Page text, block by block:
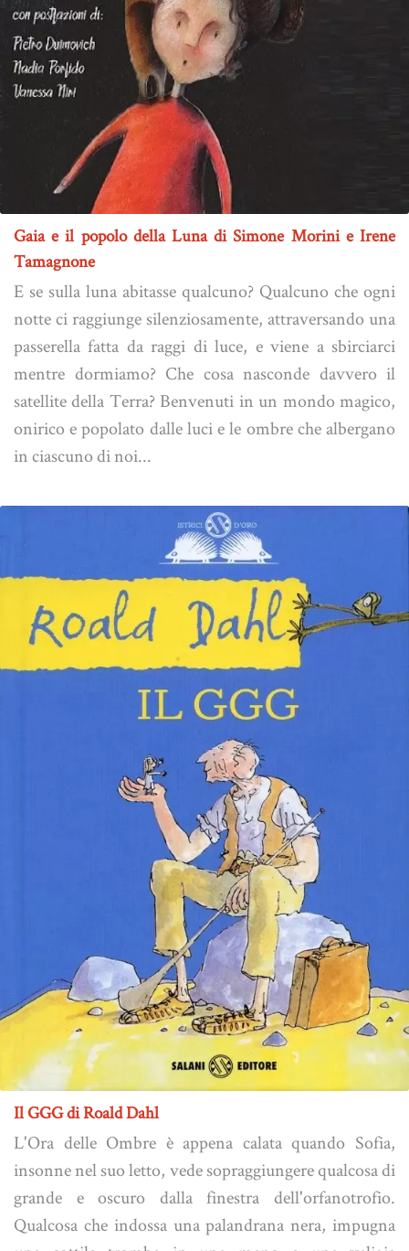
Gaia e il popolo della Luna di Simone Morini e Irene
Tamagnone
E se sulla luna abitasse qualcuno? Qualcuno che ogni
notte ci raggiunge silenziosamente, attraversando una
passerella fatta da raggi di luce, e viene a sbirciarci
mentre dormiamo? Che cosa nasconde davvero il
satellite della Terra? Benvenuti in un mondo magico,
onirico e popolato dalle luci e le ombre che albergano
in ciascuno di noi...
Il GGG di Roald Dahl
L'Ora delle Ombre è appena calata quando Sofia,
insonne nel suo letto, vede sopraggiungere qualcosa di
grande e oscuro dalla finestra dell'orfanotrofio.
Qualcosa che indossa una palandrana nera, impugna